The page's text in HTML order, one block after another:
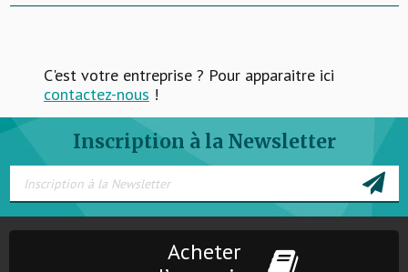
C'est votre entreprise ? Pour apparaitre ici
contactez-nous !
Inscription à la Newsletter
Acheter